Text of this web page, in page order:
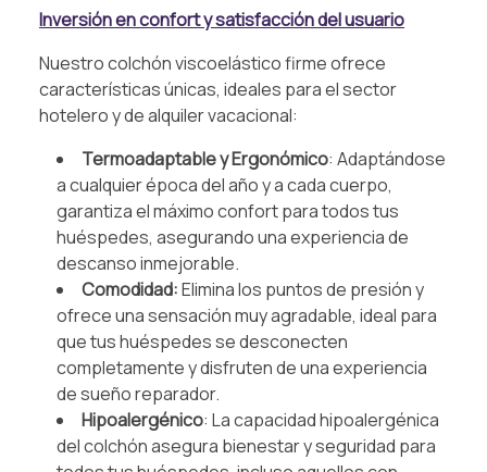
Inversión en confort y satisfacción del usuario
Nuestro colchón viscoelástico firme ofrece
características únicas, ideales para el sector
hotelero y de alquiler vacacional:
Termoadaptable y Ergonómico: Adaptándose
a cualquier época del año y a cada cuerpo,
garantiza el máximo confort para todos tus
huéspedes, asegurando una experiencia de
descanso inmejorable.
Comodidad:Elimina los puntos de presión y
ofrece una sensación muy agradable, ideal para
que tus huéspedes se desconecten
completamente y disfruten de una experiencia
de sueño reparador.
Hipoalergénico: La capacidad hipoalergénica
del colchón asegura bienestar y seguridad para